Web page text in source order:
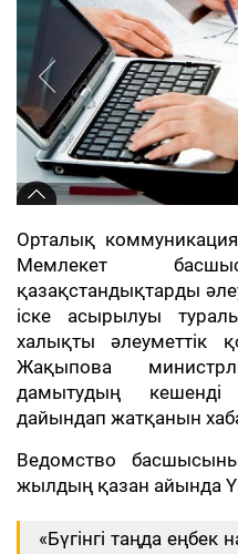
Орталық
Мемлекет
қазақстандықтарды
іске асырылуы
халықты әлеуметтік
Жақыпова
дамытудың
дайындап жатқанын
Ведомство
жылдың қазан айында
«Бүгінгі таңда еңбек